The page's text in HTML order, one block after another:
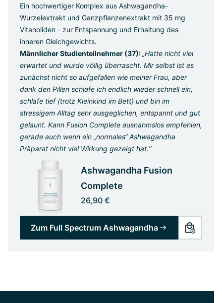
Ein hochwertiger Komplex aus Ashwagandha-
Wurzelextrakt und Ganzpflanzenextrakt mit 35 mg
Vitanoliden - zur Entspannung und Erhaltung des
inneren Gleichgewichts.
Männlicher Studienteilnehmer (37):„Hatte nicht viel
erwartet und wurde völlig überrascht. Mir selbst ist es
zunächst nicht so aufgefallen wie meiner Frau, aber
dank den Pillen schlafe ich endlich wieder schnell ein,
schlafe tief (trotz Kleinkind im Bett) und bin im
stressigem Alltag sehr ausgeglichen, entspannt und gut
gelaunt. Kann Fusion Complete ausnahmslos empfehlen,
gerade auch wenn ein „normales“ Ashwagandha
Präparat nicht viel Wirkung gezeigt hat.“
Ashwagandha Fusion
Complete
26,90 €
Zum Full Spectrum Ashwagandha